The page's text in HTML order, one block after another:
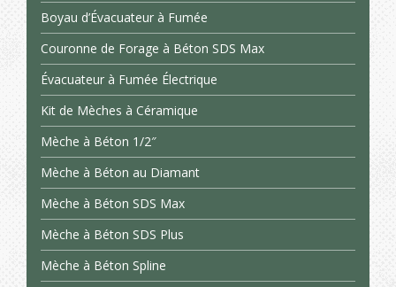
Boyau d’Évacuateur à Fumée
Couronne de Forage à Béton SDS Max
Évacuateur à Fumée Électrique
Kit de Mèches à Céramique
Mèche à Béton 1/2″
Mèche à Béton au Diamant
Mèche à Béton SDS Max
Mèche à Béton SDS Plus
Mèche à Béton Spline